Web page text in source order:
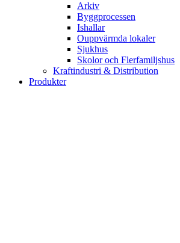
Arkiv
Byggprocessen
Ishallar
Ouppvärmda lokaler
Sjukhus
Skolor och Flerfamiljshus
Kraftindustri & Distribution
Produkter